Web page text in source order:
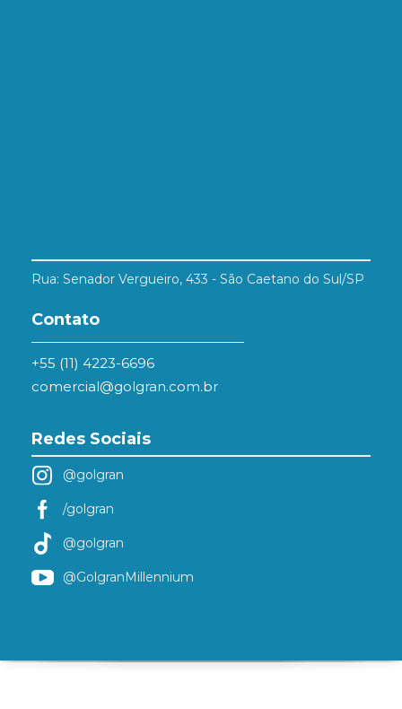
Rua: Senador Vergueiro, 433 - São Caetano do Sul/SP
Contato
+55 (11) 4223-6696
comercial@golgran.com.br
Redes Sociais
@golgran
/golgran
@golgran
@GolgranMillennium